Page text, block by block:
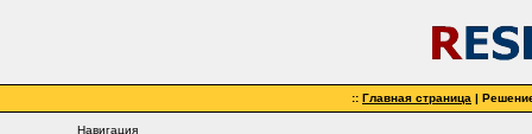
:: Главная страница |
Навигация